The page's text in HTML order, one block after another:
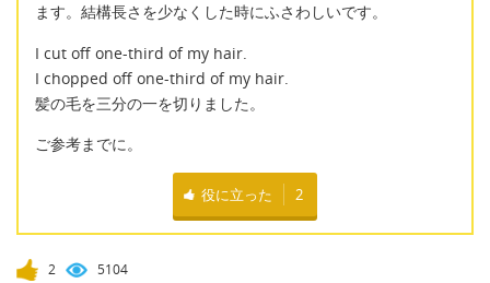
ます。結構長さを少なくした時にふさわしいです。
I cut off one-third of my hair.
I chopped off one-third of my hair.
髪の毛を三分の一を切りました。
ご参考までに。
役に立った 2
2 5104